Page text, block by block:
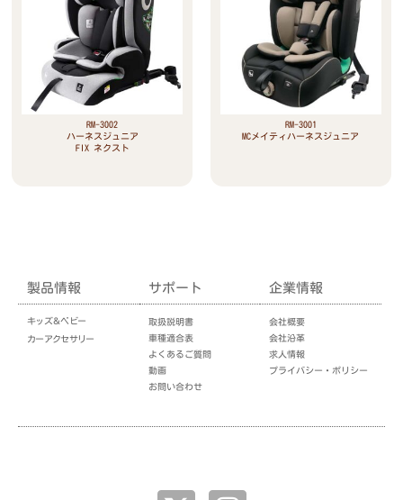
RM-3002
ハーネスジュニア
FIX ネクスト
RM-3001
MCメイティハーネスジュニア
製品情報
キッズ＆ベビー
カーアクセサリー
サポート
取扱説明書
車種適合表
よくあるご質問
動画
お問い合わせ
企業情報
会社概要
会社沿革
求人情報
プライバシー・ポリシー